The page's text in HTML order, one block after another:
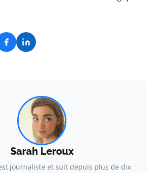
Sarah Leroux
journaliste et suit depuis plus de dix